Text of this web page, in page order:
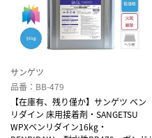
サンゲツ
品番：BB-479
【在庫有、残り僅か】サンゲツ ベン
リダイン 床用接着剤・SANGETSU
WPXベンリダイン16kg・